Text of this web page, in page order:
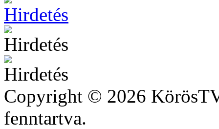
Copyright © 2026
fenntartva.